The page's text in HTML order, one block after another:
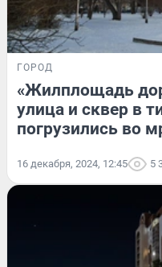
ГОРОД
«Жилплощадь
улица и сквер в
погрузились во
16 декабря, 2024, 12:45 5